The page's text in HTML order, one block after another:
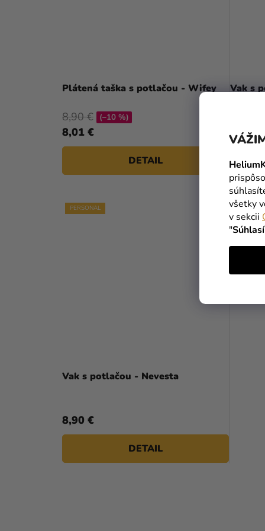
všetky
v sekcii
"
Plátená taška s potlačou - Wifey
8,01 €
8,90 € (–10 %)
DETAIL
Vak s
8,90 €
PERSONAL
Vak s potlačou - Nevesta
8,90 €
DETAIL